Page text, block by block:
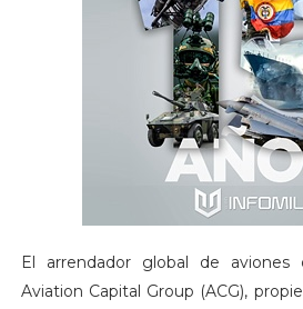
El arrendador global de aviones
Aviation Capital Group (ACG),